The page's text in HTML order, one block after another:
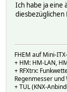
Ich habe ja eine
diesbezüglichen
FHEM auf Mini-
+ HM: HM-LAN,
+ RFXtrx:
Regenmesser
+ TUL (KNX-